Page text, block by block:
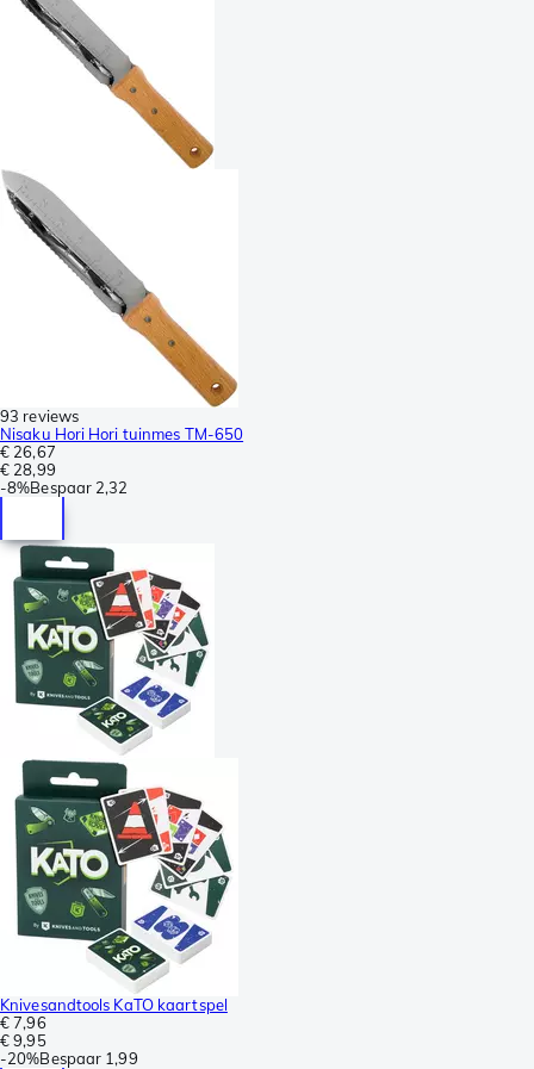
93 reviews
Nisaku Hori Hori tuinmes TM-650
€ 26,67
€ 28,99
-8%Bespaar 2,32
Knivesandtools KaTO kaartspel
€ 7,96
€ 9,95
-20%Bespaar 1,99